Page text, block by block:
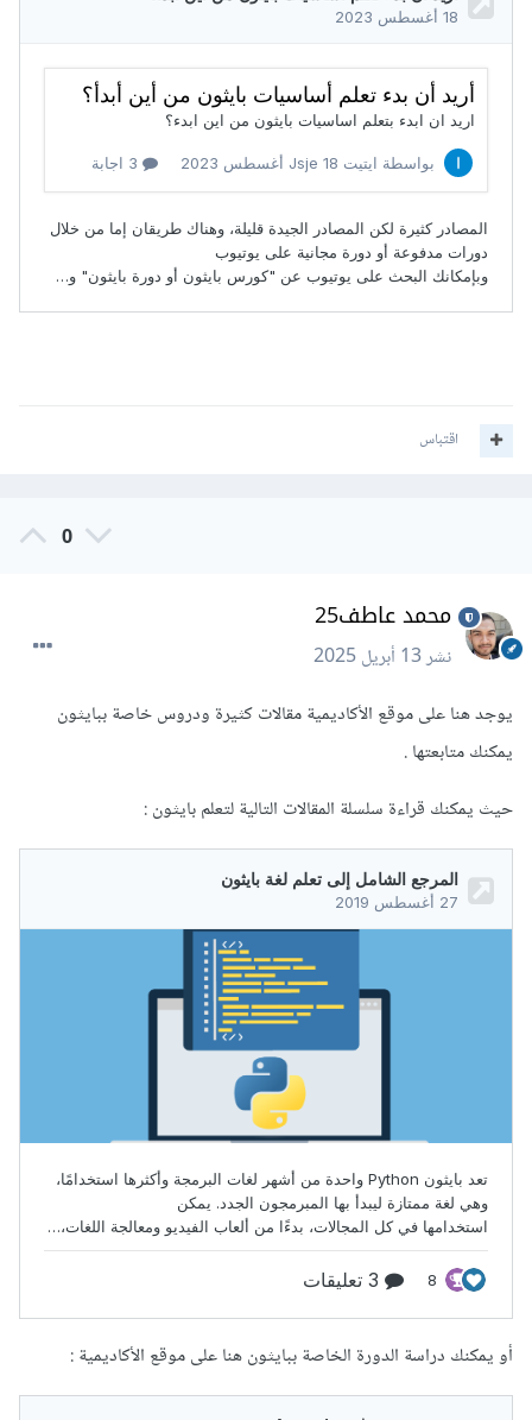
اقتباس
0
محمد عاطف25
نشر13 أبريل 2025
يوجد هنا على موقع الأكاديمية مقالات كثيرة ودروس خاصة ببايثون
يمكنك متابعتها .
حيث يمكنك قراءة سلسلة المقالات التالية لتعلم بايثون
أو يمكنك دراسة الدورة الخاصة ببايثون هنا على موقع الأكاديمية